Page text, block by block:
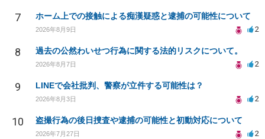
7 ホーム上での接触による痴漢疑惑と逮捕の可能性について
2026年8月9日 2
8 過去の公然わいせつ行為に関する法的リスクについて。
2026年8月7日 2
9 LINEで会社批判、警察が立件する可能性は？
2026年8月3日 2
10 盗撮行為の後日捜査や逮捕の可能性と初動対応について
2026年7月27日 2